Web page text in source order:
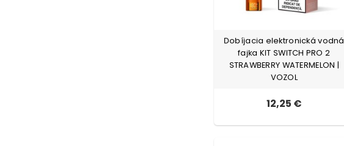
Dobíjacia elektronická vodná
fajka KIT SWITCH PRO 2
STRAWBERRY WATERMELON |
VOZOL
12,25 €